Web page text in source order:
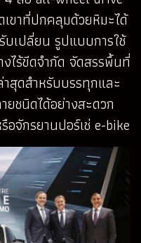
เขาที่ปกคลุมด้วยหิมะได้
เปลี่ยน รูปแบบการใช้
ไร้ขีดจำกัด จัดสรรพื้นที่
สุดสำหรับบรรทุกและ
ชนิดได้อย่างสะดวก
จักรยานปอร์เช่ e-bike